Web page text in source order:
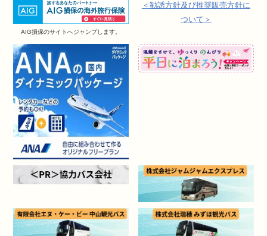
AIG損保のサイトへジャンプします。
＜勧誘方針及び推奨販売方針に
ついて＞